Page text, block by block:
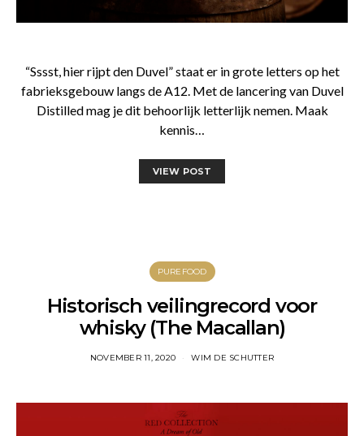
“Sssst, hier rijpt den Duvel” staat er in grote letters op het
fabrieksgebouw langs de A12. Met de lancering van Duvel
Distilled mag je dit behoorlijk letterlijk nemen. Maak
kennis…
VIEW POST
PUREFOOD
Historisch veilingrecord voor
whisky (The Macallan)
NOVEMBER 11, 2020 WIM DE SCHUTTER